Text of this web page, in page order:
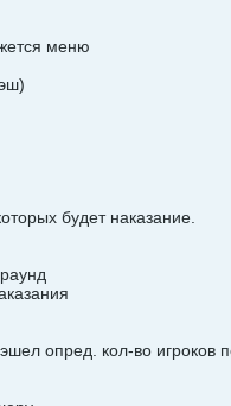
меню
будет наказание.
опред. кол-во игроков